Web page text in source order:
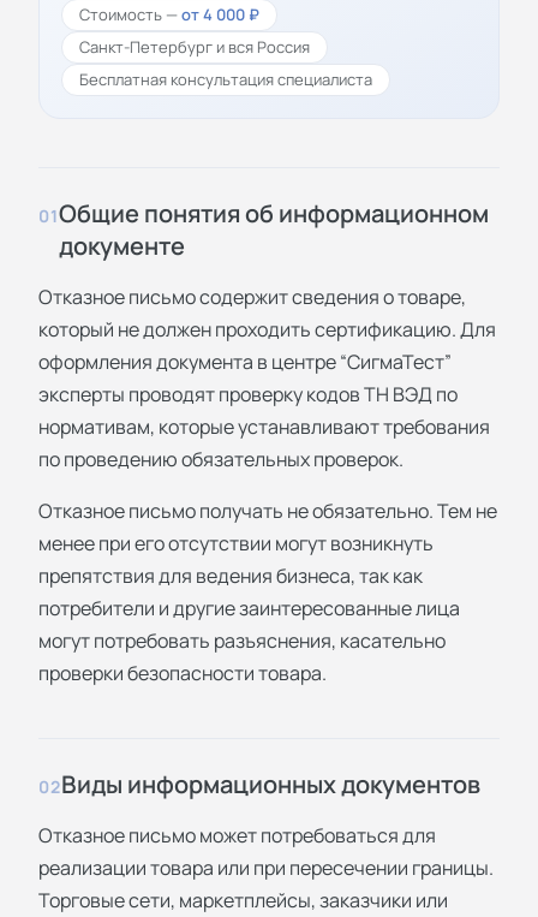
Стоимость —от 4 000 ₽
Санкт-Петербург и вся Россия
Бесплатная консультация специалиста
01Общие понятия об информационном
документе
Отказное письмо содержит сведения о товаре,
который не должен проходить сертификацию. Для
оформления документа в центре “СигмаТест”
эксперты проводят проверку кодов ТН ВЭД по
нормативам, которые устанавливают требования
по проведению обязательных проверок.
Отказное письмо получать не обязательно. Тем не
менее при его отсутствии могут возникнуть
препятствия для ведения бизнеса, так как
потребители и другие заинтересованные лица
могут потребовать разъяснения, касательно
проверки безопасности товара.
02Виды информационных документов
Отказное письмо может потребоваться для
реализации товара или при пересечении границы.
Торговые сети, маркетплейсы, заказчики или